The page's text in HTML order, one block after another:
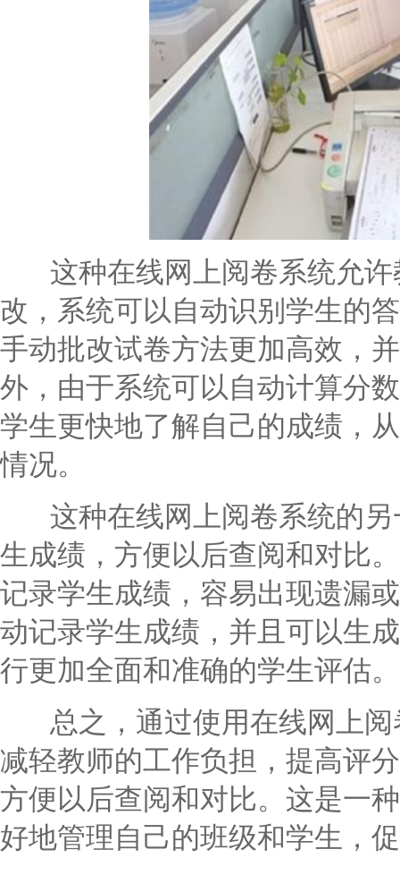
这种在线网上阅卷系统允许
改，系统可以自动识别学生的
手动批改试卷方法更加高效，
外，由于系统可以自动计算分
学生更快地了解自己的成绩，
情况。
这种在线网上阅卷系统的另
生成绩，方便以后查阅和对比
记录学生成绩，容易出现遗漏
动记录学生成绩，并且可以生
行更加全面和准确的学生评估。
总之，通过使用在线网上阅
减轻教师的工作负担，提高评
方便以后查阅和对比。这是一
好地管理自己的班级和学生，